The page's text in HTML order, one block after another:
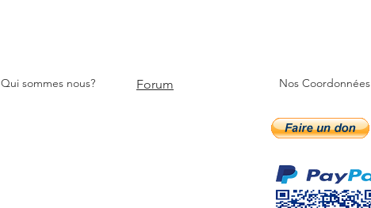
Qui sommes nous? Forum Nos Coordonnées